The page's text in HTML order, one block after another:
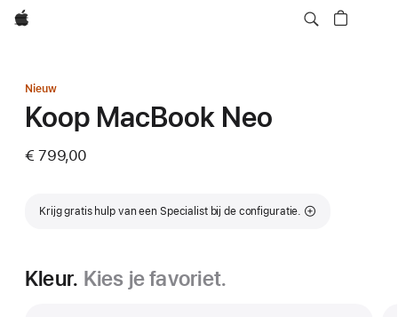
Apple
Nieuw
Koop MacBook Neo
€ 799,00
Krijg gratis hulp van een Specialist bij de configuratie.
Kleur. Kies je favoriet.